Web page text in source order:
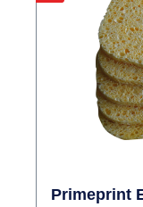
Primeprint